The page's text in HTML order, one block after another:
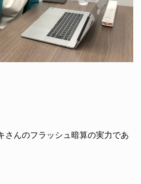
さんのフラッシュ暗算の実力であ